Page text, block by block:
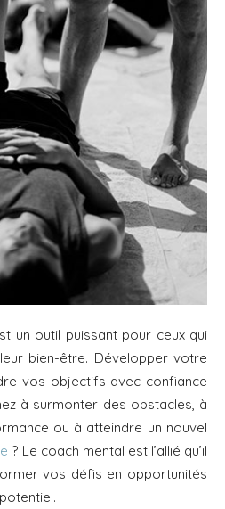
un outil puissant pour ceux qui
bien-être. Développer votre
vos objectifs avec confiance
à surmonter des obstacles, à
ou à atteindre un nouvel
? Le coach mental est l’allié qu’il
vos défis en opportunités